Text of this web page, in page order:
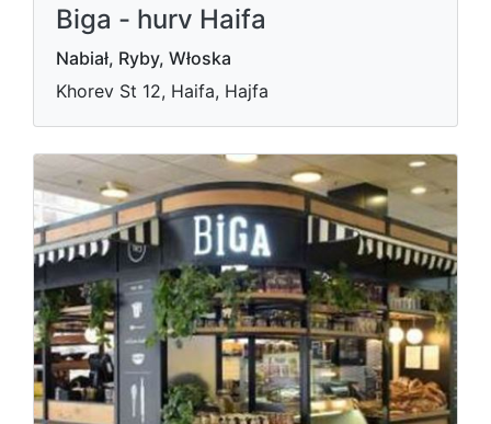
Biga - hurv Haifa
Nabiał, Ryby, Włoska
Khorev St 12, Haifa, Hajfa